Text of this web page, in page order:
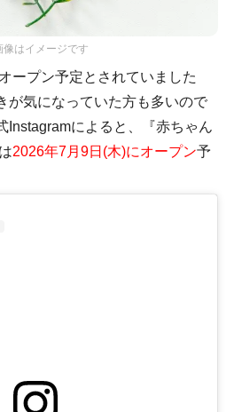
はイメージです
ープン予定とされていました
が気になっていた方も多いので
Instagramによると、『赤ちゃん
2026年7月9日(木)にオープン予